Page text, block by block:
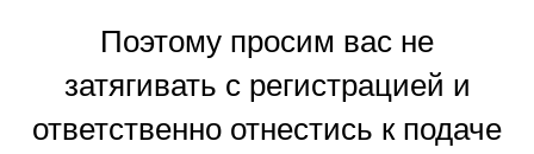
Поэтому просим вас не
затягивать с регистрацией и
ответственно отнестись к подаче